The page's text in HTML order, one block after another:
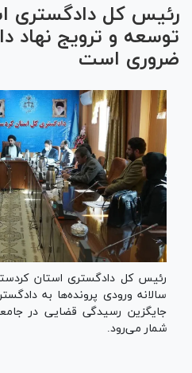
رئیس کل دادگستری
توسعه و ترویج نهاد
ضروری است
رئیس کل دادگستری استان
سالانه ورودی پرونده‌ها به
جایگزین رسیدگی قضایی در
شمار می‌رود.